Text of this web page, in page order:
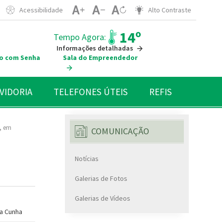
Acessibilidade Alto Contraste
Tempo Agora: 14º
Informações detalhadas
com Senha
Sala do Empreendedor
TELEFONES ÚTEIS REFIS
em COMUNICAÇÃO
Notícias
Galerias de Fotos
Galerias de Vídeos